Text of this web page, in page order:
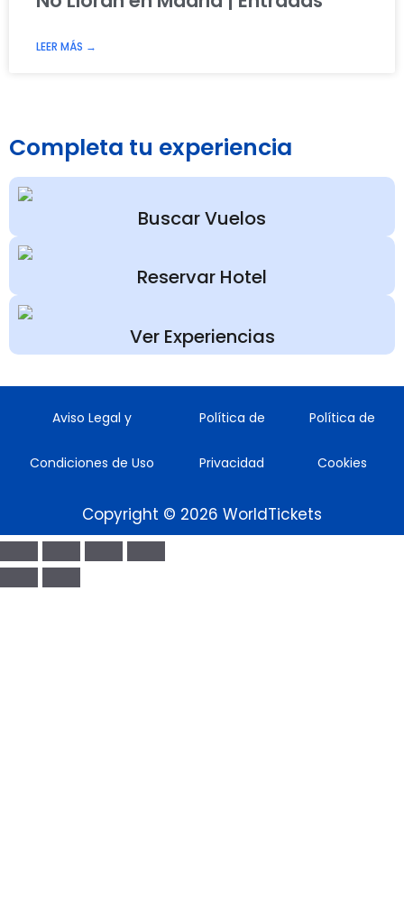
LEER MÁS →
Completa tu experiencia
Buscar Vuelos
Reservar Hotel
Ver Experiencias
Aviso Legal y
Condiciones de Uso
Política de
Privacidad
Política de
Cookies
Copyright © 2026 WorldTickets